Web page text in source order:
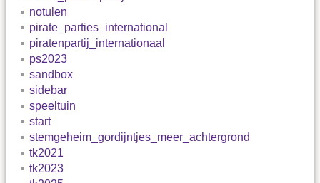
notulen
pirate_parties_international
piratenpartij_internationaal
ps2023
sandbox
sidebar
speeltuin
start
stemgeheim_gordijntjes_meer_achtergrond
tk2021
tk2023